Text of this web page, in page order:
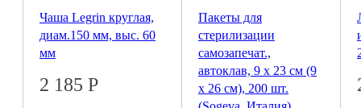
Чаша Legrin круглая,
диам.150 мм, выс. 60
мм
2 185 Р
Пакеты для
стерилизации
самозапечат.,
автоклав, 9 х 23 см (9
х 26 см), 200 шт.